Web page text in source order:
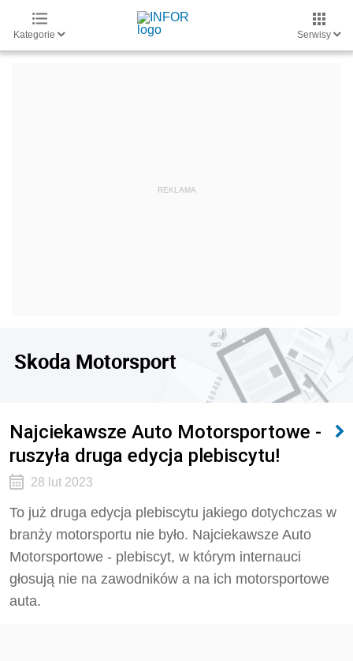
Kategorie Serwisy
Skoda Motorsport
Najciekawsze Auto Motorsportowe -
ruszyła druga edycja plebiscytu!
28 lut 2023
To już druga edycja plebiscytu jakiego dotychczas w
branży motorsportu nie było. Najciekawsze Auto
Motorsportowe - plebiscyt, w którym internauci
głosują nie na zawodników a na ich motorsportowe
auta.